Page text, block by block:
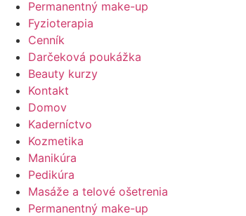
Permanentný make-up
Fyzioterapia
Cenník
Darčeková poukážka
Beauty kurzy
Kontakt
Domov
Kaderníctvo
Kozmetika
Manikúra
Pedikúra
Masáže a telové ošetrenia
Permanentný make-up